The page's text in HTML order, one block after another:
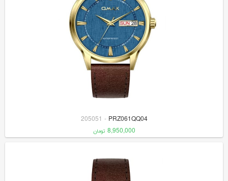
PRZ061QQ04
-
205051
8,950,000 تومان